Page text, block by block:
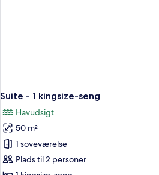
Suite - 1 kingsize-seng
Havudsigt
50 m²
1 soveværelse
Plads til 2 personer